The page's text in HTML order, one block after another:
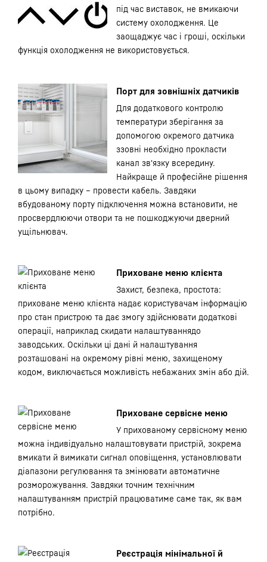
під час виставок, не вмикаючи
систему охолодження. Це
заощаджує час і гроші, оскільки
функція охолодження не використовується.
Порт для зовнішніх датчиків
Для додаткового контролю
температури зберігання за
допомогою окремого датчика
ззовні необхідно прокласти
канал зв'язку всередину.
Найкраще й професійне рішення
в цьому випадку – провести кабель. Завдяки
вбудованому порту підключення можна встановити, не
просвердлюючи отвори та не пошкоджуючи дверний
ущільнювач.
Приховане меню клієнта
Захист, безпека, простота:
приховане меню клієнта надає користувачам інформацію
про стан пристрою та дає змогу здійснювати додаткові
операції, наприклад скидати налаштуваннядо
заводських. Оскільки ці дані й налаштування
розташовані на окремому рівні меню, захищеному
кодом, виключається можливість небажаних змін або дій.
Приховане сервісне меню
У прихованому сервісному меню
можна індивідуально налаштовувати пристрій, зокрема
вмикати й вимикати сигнал оповіщення, установлювати
діапазони регулювання та змінювати автоматичне
розморожування. Завдяки точним технічним
налаштуванням пристрій працюватиме саме так, як вам
потрібно.
Реєстрація мінімальної й